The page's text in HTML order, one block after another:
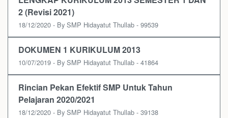
2 (Revisi 2021)
18/12/2020 - By SMP Hidayatut Thullab - 99539
DOKUMEN 1 KURIKULUM 2013
10/07/2019 - By SMP Hidayatut Thullab - 41864
Rincian Pekan Efektif SMP Untuk Tahun
Pelajaran 2020/2021
18/12/2020 - By SMP Hidayatut Thullab - 39138